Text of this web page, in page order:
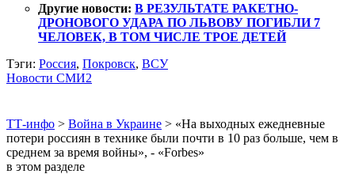
Другие новости: В РЕЗУЛЬТАТЕ РАКЕТНО-
ДРОНОВОГО УДАРА ПО ЛЬВОВУ ПОГИБЛИ 7
ЧЕЛОВЕК, В ТОМ ЧИСЛЕ ТРОЕ ДЕТЕЙ
Тэги: Россия, Покровск, ВСУ
Новости СМИ2
ТТ-инфо > Война в Украине > «На выходных ежедневные
потери россиян в технике были почти в 10 раз больше, чем в
среднем за время войны», - «Forbes»
в этом разделе